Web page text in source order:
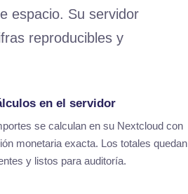
espacio. Su servidor
reproducibles y
en el servidor
se calculan en su Nextcloud con
monetaria exacta. Los totales quedan
y listos para auditoría.